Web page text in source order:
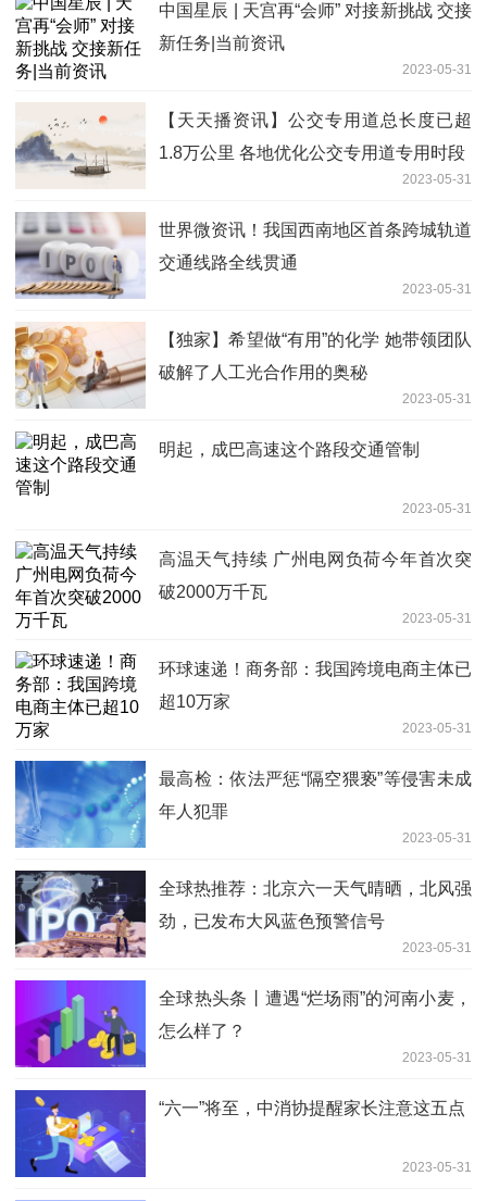
中国星辰 | 天宫再“会师” 对接新挑战 交接
新任务|当前资讯
2023-05-31
【天天播资讯】公交专用道总长度已超
1.8万公里 各地优化公交专用道专用时段
2023-05-31
世界微资讯！我国西南地区首条跨城轨道
交通线路全线贯通
2023-05-31
【独家】希望做“有用”的化学 她带领团队
破解了人工光合作用的奥秘
2023-05-31
明起，成巴高速这个路段交通管制
2023-05-31
高温天气持续 广州电网负荷今年首次突
破2000万千瓦
2023-05-31
环球速递！商务部：我国跨境电商主体已
超10万家
2023-05-31
最高检：依法严惩“隔空猥亵”等侵害未成
年人犯罪
2023-05-31
全球热推荐：北京六一天气晴晒，北风强
劲，已发布大风蓝色预警信号
2023-05-31
全球热头条丨遭遇“烂场雨”的河南小麦，
怎么样了？
2023-05-31
“六一”将至，中消协提醒家长注意这五点
2023-05-31